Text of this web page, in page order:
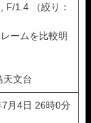
F/1.4 （絞り：
ームを比較明
天文台
月4日 26時0分